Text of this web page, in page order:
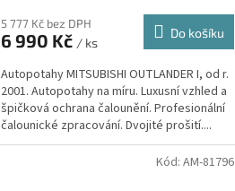
5 777 Kč bez DPH
6 990 Kč / ks
Do košíku
Autopotahy MITSUBISHI OUTLANDER I, od r.
2001. Autopotahy na míru. Luxusní vzhled a
špičková ochrana čalounění. Profesionální
čalounické zpracování. Dvojité prošití....
Kód: AM-81796